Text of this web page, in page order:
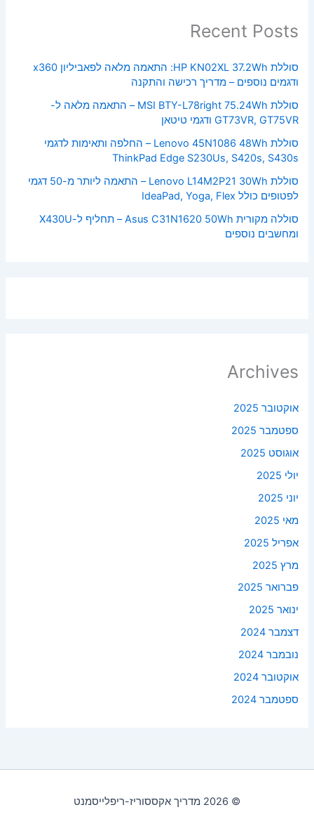
Recent Posts
סוללת HP KN02XL 37.2Wh: התאמה מלאה לפאביליון x360
ודגמים נוספים – מדריך רכישה והתקנה
סוללת MSI BTY-L78right 75.24Wh – התאמה מלאה ל-
GT73VR, GT75VR ודגמי טיטאן
סוללת Lenovo 45N1086 48Wh – החלפה ותאימות לדגמי
ThinkPad Edge S230Us, S420s, S430s
סוללת Lenovo L14M2P21 30Wh – התאמה ליותר מ-50 דגמי
לפטופים כולל IdeaPad, Yoga, Flex
סוללה מקורית Asus C31N1620 50Wh – תחליף ל-X430U
ומחשבים נוספים
Archives
אוקטובר 2025
ספטמבר 2025
אוגוסט 2025
יולי 2025
יוני 2025
מאי 2025
אפריל 2025
מרץ 2025
פברואר 2025
ינואר 2025
דצמבר 2024
נובמבר 2024
אוקטובר 2024
ספטמבר 2024
© 2026 מדריך אקססוריז-ריפלייסמנט